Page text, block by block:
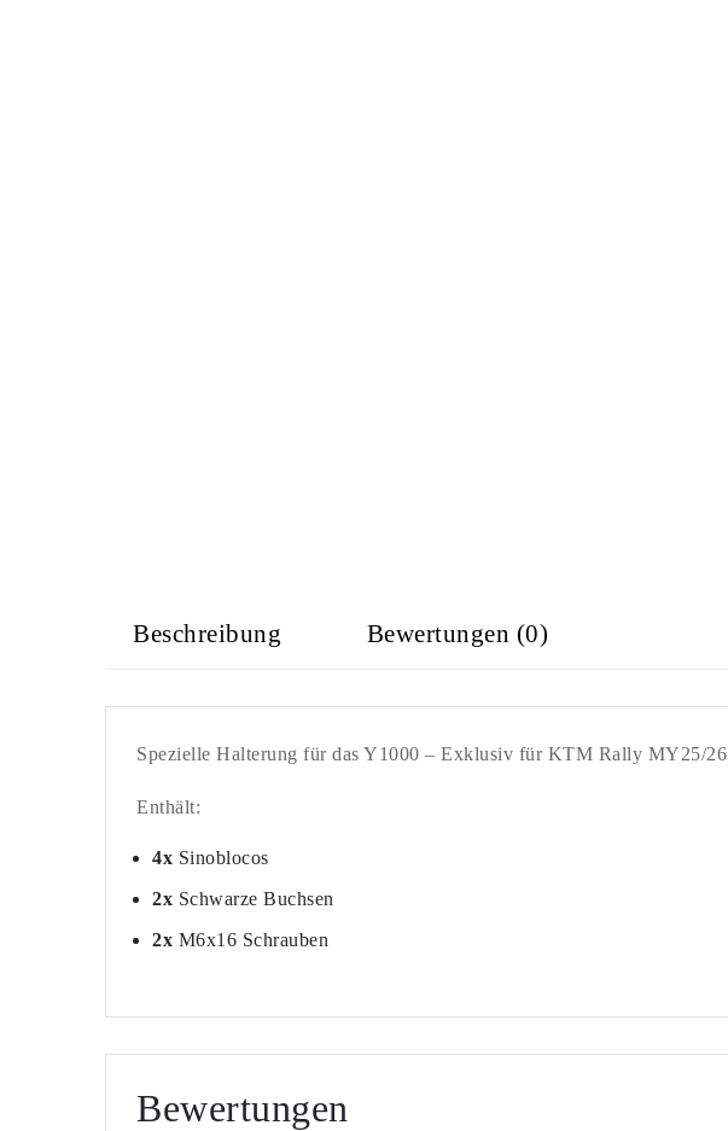
Beschreibung Bewertungen (0)
Spezielle Halterung für das Y1000 – Exklusiv für KTM Rally MY25/26
Enthält:
4x Sinoblocos
2x Schwarze Buchsen
2x M6x16 Schrauben
Bewertungen